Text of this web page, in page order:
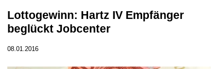
Lottogewinn: Hartz IV Empfänger
beglückt Jobcenter
08.01.2016